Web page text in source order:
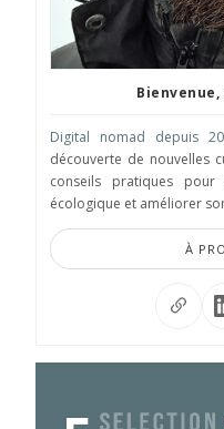
Digital nomad depuis
découverte de nouvelles
conseils pratiques
écologique et améliorer
À